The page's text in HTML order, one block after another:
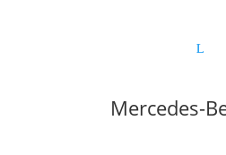
Mercedes-